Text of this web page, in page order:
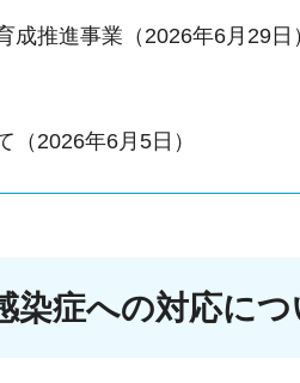
推進事業（2026年6月29日
（2026年6月5日）
染症への対応につ